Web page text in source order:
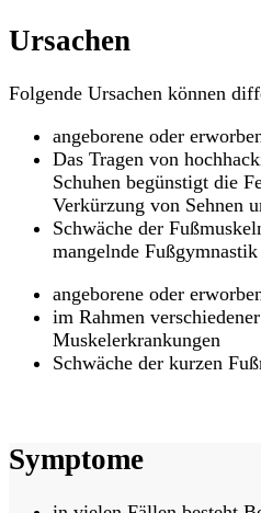
Ursachen
Folgende Ursachen können
angeborene oder
Das Tragen von
Schuhen begünstigt die
Verkürzung von Sehnen
Schwäche der
mangelnde Fußgymnastik
angeborene oder
im Rahmen
Muskelerkrankungen
Schwäche der kurzen
Symptome